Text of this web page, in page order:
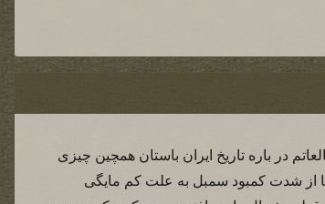
در باره تاریخ ایران باستان همچین چیزی
از شدت کمبود سمبل به علت کم مایگی